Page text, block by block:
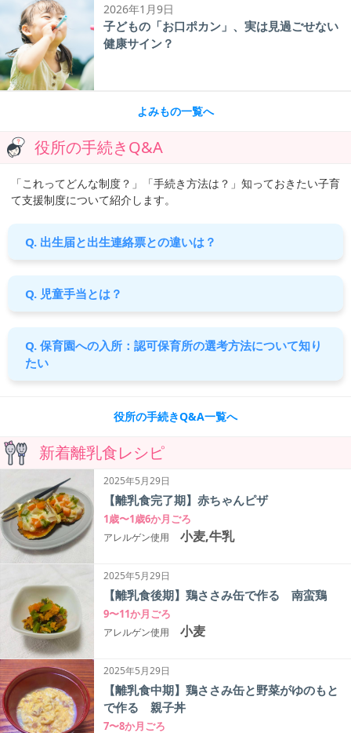
2026年1月9日
子どもの「お口ポカン」、実は見過ごせない
健康サイン？
よみもの一覧へ
役所の手続きQ&A
「これってどんな制度？」「手続き方法は？」知っておきたい子育
て支援制度について紹介します。
Q. 出生届と出生連絡票との違いは？
Q. 児童手当とは？
Q. 保育園への入所：認可保育所の選考方法について知り
たい
役所の手続きQ&A一覧へ
新着離乳食レシピ
2025年5月29日
【離乳食完了期】赤ちゃんピザ
1歳〜1歳6か月ごろ
アレルゲン使用 小麦,牛乳
2025年5月29日
【離乳食後期】鶏ささみ缶で作る 南蛮鶏
9〜11か月ごろ
アレルゲン使用 小麦
2025年5月29日
【離乳食中期】鶏ささみ缶と野菜がゆのもと
で作る 親子丼
7〜8か月ごろ